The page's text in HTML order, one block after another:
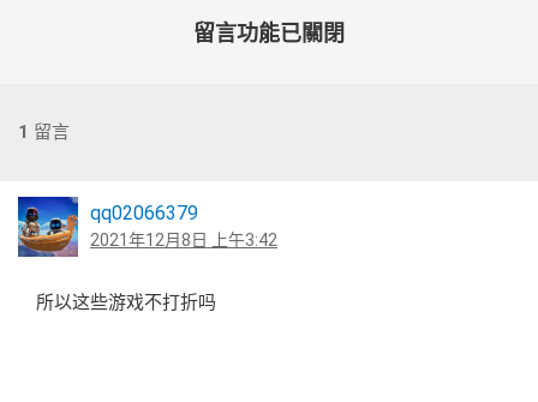
留言功能已關閉
1 留言
qq02066379
2021年12月8日 上午3:42
所以这些游戏不打折吗